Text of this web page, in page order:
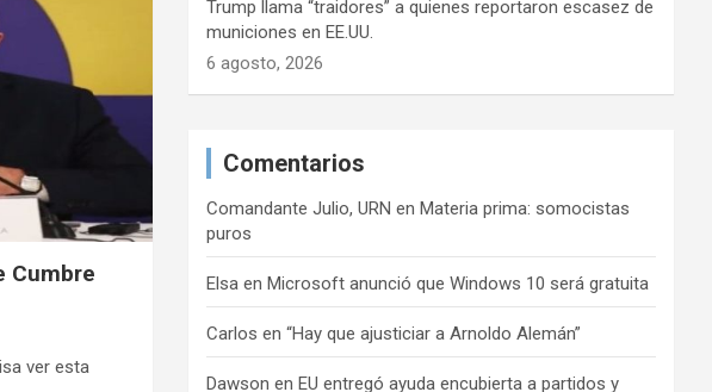
Cumbre
ver esta
Trump llama “traidores” a quienes reportaron escasez de
municiones en EE.UU.
6 agosto, 2026
Comentarios
Comandante Julio, URN en Materia prima: somocistas
puros
Elsa en Microsoft anunció que Windows 10 será gratuita
Carlosen“Hay que ajusticiar a Arnoldo Alemán”
Dawson en EU entregó ayuda encubierta a partidos y